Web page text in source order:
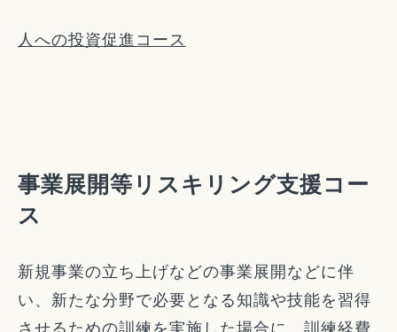
人への投資促進コース
事業展開等リスキリング支援コー
ス
新規事業の立ち上げなどの事業展開などに伴
い、新たな分野で必要となる知識や技能を習得